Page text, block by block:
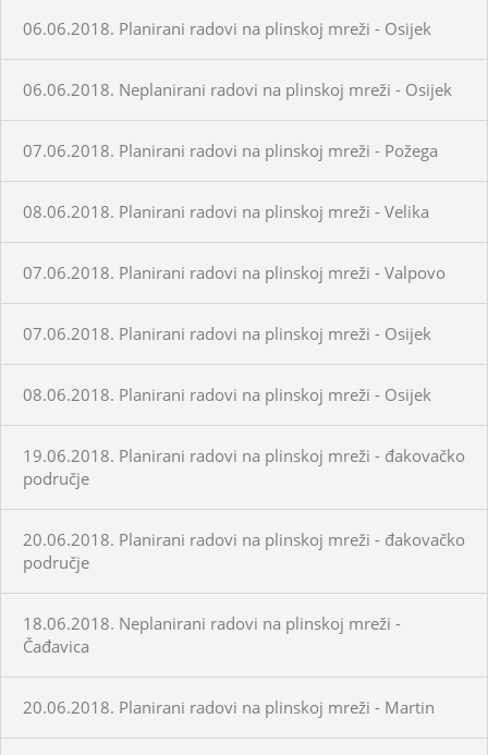
06.06.2018. Planirani radovi na plinskoj mreži - Osijek
06.06.2018. Neplanirani radovi na plinskoj mreži - Osijek
07.06.2018. Planirani radovi na plinskoj mreži - Požega
08.06.2018. Planirani radovi na plinskoj mreži - Velika
07.06.2018. Planirani radovi na plinskoj mreži - Valpovo
07.06.2018. Planirani radovi na plinskoj mreži - Osijek
08.06.2018. Planirani radovi na plinskoj mreži - Osijek
19.06.2018. Planirani radovi na plinskoj mreži - đakovačko
područje
20.06.2018. Planirani radovi na plinskoj mreži - đakovačko
područje
18.06.2018. Neplanirani radovi na plinskoj mreži -
Čađavica
20.06.2018. Planirani radovi na plinskoj mreži - Martin